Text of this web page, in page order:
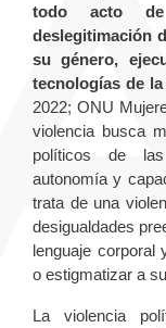
todo acto de
deslegitimación
su género,
tecnologías de
2022; ONU
violencia busca
políticos de
autonomía y
trata de una
desigualdades
lenguaje corporal
o estigmatizar a
La violencia